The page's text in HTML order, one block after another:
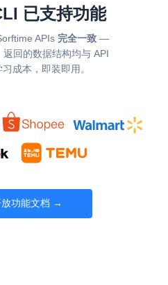
已支持功能
APIs 完全一致—
回的数据结构均与 API
成本，即装即用。
功能文档 →